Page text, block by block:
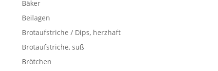
Bäker
Beilagen
Brotaufstriche / Dips, herzhaft
Brotaufstriche, süß
Brötchen